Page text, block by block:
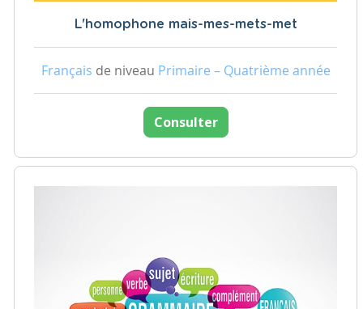
L'homophone mais-mes-mets-met
Français de niveau Primaire – Quatrième année
Consulter